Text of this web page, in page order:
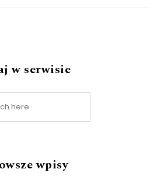
w serwisie
wpisy